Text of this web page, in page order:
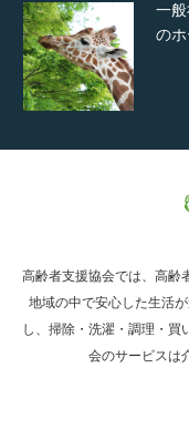
一
の
通
究
高齢者支援協会では、高齢
地域の中で安心した生活
し、掃除・洗濯・調理・買
会のサービスは